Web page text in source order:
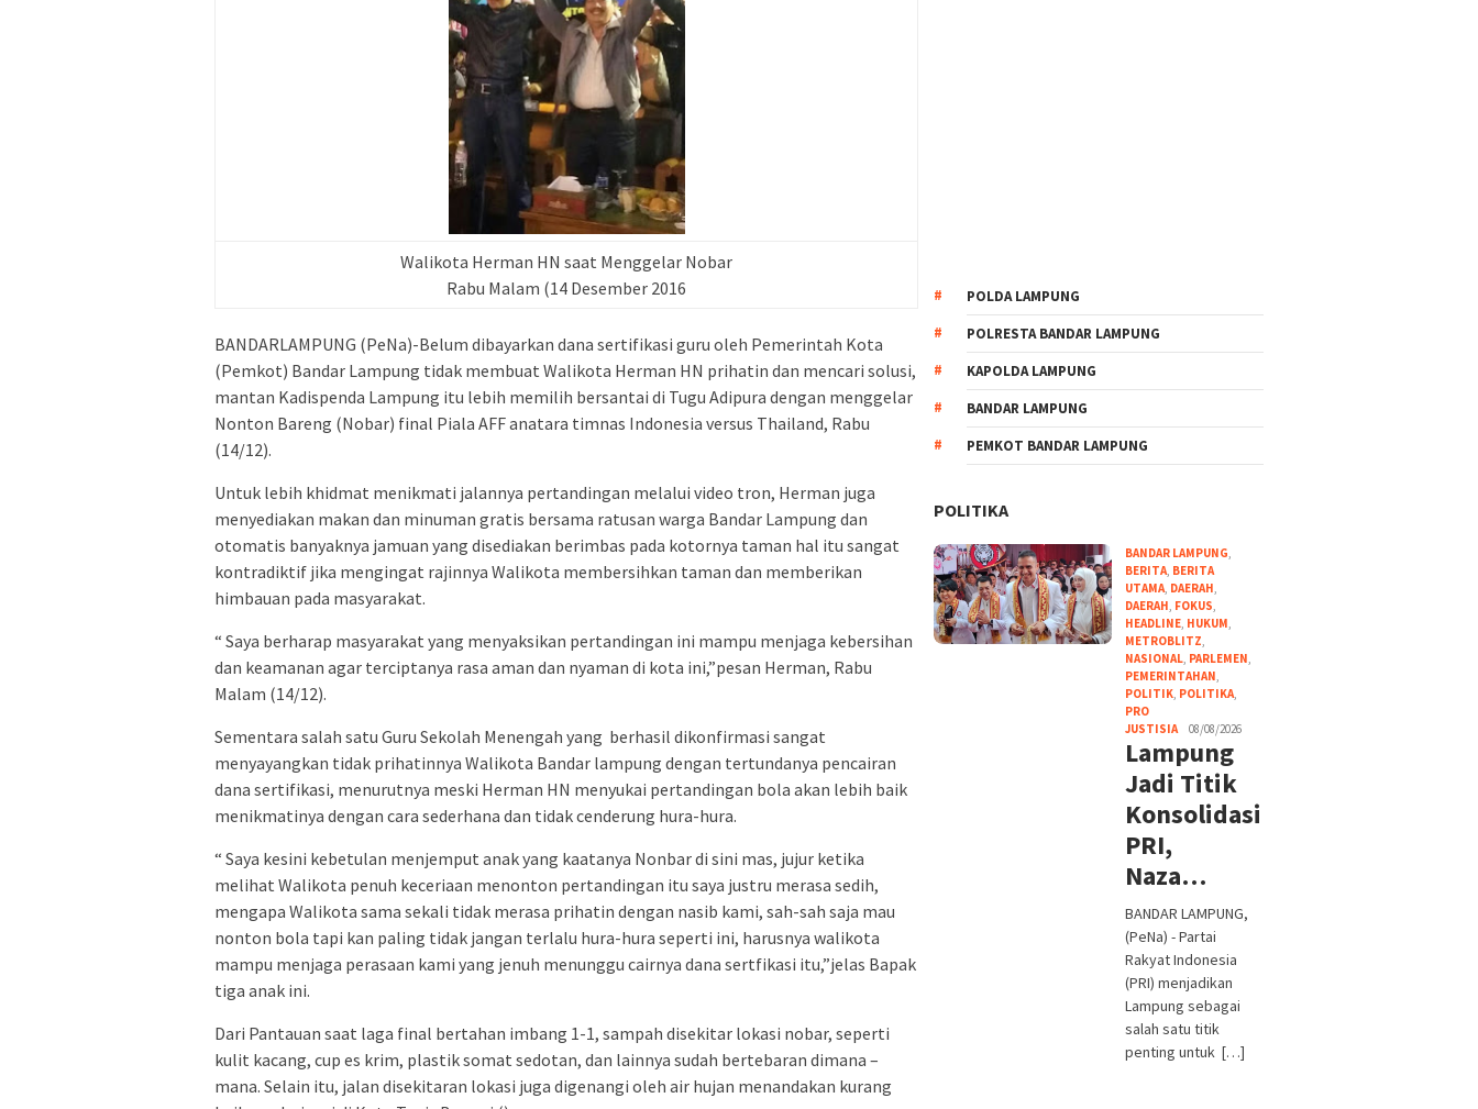
Walikota Herman HN saat Menggelar Nobar
Rabu Malam (14 Desember 2016
BANDARLAMPUNG (PeNa)-Belum dibayarkan dana sertifikasi guru oleh Pemerintah Kota
(Pemkot) Bandar Lampung tidak membuat Walikota Herman HN prihatin dan mencari solusi,
mantan Kadispenda Lampung itu lebih memilih bersantai di Tugu Adipura dengan menggelar
Nonton Bareng (Nobar) final Piala AFF anatara timnas Indonesia versus Thailand, Rabu
(14/12).
Untuk lebih khidmat menikmati jalannya pertandingan melalui video tron, Herman juga
menyediakan makan dan minuman gratis bersama ratusan warga Bandar Lampung dan
otomatis banyaknya jamuan yang disediakan berimbas pada kotornya taman hal itu sangat
kontradiktif jika mengingat rajinnya Walikota membersihkan taman dan memberikan
himbauan pada masyarakat.
“ Saya berharap masyarakat yang menyaksikan pertandingan ini mampu menjaga kebersihan
dan keamanan agar terciptanya rasa aman dan nyaman di kota ini,”pesan Herman, Rabu
Malam (14/12).
Sementara salah satu Guru Sekolah Menengah yang berhasil dikonfirmasi sangat
menyayangkan tidak prihatinnya Walikota Bandar lampung dengan tertundanya pencairan
dana sertifikasi, menurutnya meski Herman HN menyukai pertandingan bola akan lebih baik
menikmatinya dengan cara sederhana dan tidak cenderung hura-hura.
“ Saya kesini kebetulan menjemput anak yang kaatanya Nonbar di sini mas, jujur ketika
melihat Walikota penuh keceriaan menonton pertandingan itu saya justru merasa sedih,
mengapa Walikota sama sekali tidak merasa prihatin dengan nasib kami, sah-sah saja mau
nonton bola tapi kan paling tidak jangan terlalu hura-hura seperti ini, harusnya walikota
mampu menjaga perasaan kami yang jenuh menunggu cairnya dana sertfikasi itu,”jelas Bapak
tiga anak ini.
Dari Pantauan saat laga final bertahan imbang 1-1, sampah disekitar lokasi nobar, seperti
kulit kacang, cup es krim, plastik somat sedotan, dan lainnya sudah bertebaran dimana –
mana. Selain itu, jalan disekitaran lokasi juga digenangi oleh air hujan menandakan kurang
POLDA LAMPUNG
POLRESTA BANDAR LAMPUNG
KAPOLDA LAMPUNG
BANDAR LAMPUNG
PEMKOT BANDAR LAMPUNG
POLITIKA
BANDAR LAMPUNG,
BERITA, BERITA
UTAMA, DAERAH,
DAERAH, FOKUS,
HEADLINE, HUKUM,
METROBLITZ,
NASIONAL, PARLEMEN,
PEMERINTAHAN,
POLITIK, POLITIKA,
PRO
JUSTISIA
08/08/2026
Lampung
Jadi Titik
Konsolidasi
PRI,
Naza…
BANDAR LAMPUNG,
(PeNa) - Partai
Rakyat Indonesia
(PRI) menjadikan
Lampung sebagai
salah satu titik
penting untuk […]